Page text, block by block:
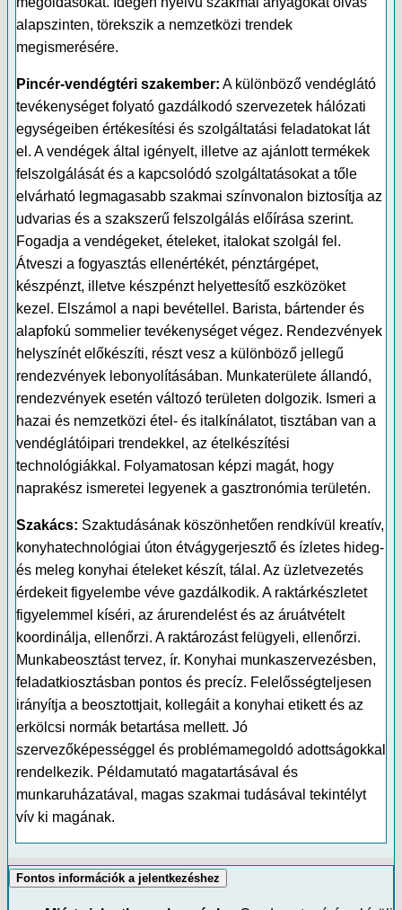
alapszinten, törekszik a nemzetközi trendek
megismerésére.
Pincér-vendégtéri szakember: A különböző vendéglátó
tevékenységet folyató gazdálkodó szervezetek hálózati
egységeiben értékesítési és szolgáltatási feladatokat lát
el. A vendégek által igényelt, illetve az ajánlott termékek
felszolgálását és a kapcsolódó szolgáltatásokat a tőle
elvárható legmagasabb szakmai színvonalon biztosítja az
udvarias és a szakszerű felszolgálás előírása szerint.
Fogadja a vendégeket, ételeket, italokat szolgál fel.
Átveszi a fogyasztás ellenértékét, pénztárgépet,
készpénzt, illetve készpénzt helyettesítő eszközöket
kezel. Elszámol a napi bevétellel. Barista, bártender és
alapfokú sommelier tevékenységet végez. Rendezvények
helyszínét előkészíti, részt vesz a különböző jellegű
rendezvények lebonyolításában. Munkaterülete állandó,
rendezvények esetén változó területen dolgozik. Ismeri a
hazai és nemzetközi étel- és italkínálatot, tisztában van a
vendéglátóipari trendekkel, az ételkészítési
technológiákkal. Folyamatosan képzi magát, hogy
naprakész ismeretei legyenek a gasztronómia területén.
Szakács: Szaktudásának köszönhetően rendkívül kreatív,
konyhatechnológiai úton étvágygerjesztő és ízletes hideg-
és meleg konyhai ételeket készít, tálal. Az üzletvezetés
érdekeit figyelembe véve gazdálkodik. A raktárkészletet
figyelemmel kíséri, az árurendelést és az áruátvételt
koordinálja, ellenőrzi. A raktározást felügyeli, ellenőrzi.
Munkabeosztást tervez, ír. Konyhai munkaszervezésben,
feladatkiosztásban pontos és precíz. Felelősségteljesen
irányítja a beosztottjait, kollegáit a konyhai etikett és az
erkölcsi normák betartása mellett. Jó
szervezőképességgel és problémamegoldó adottságokkal
rendelkezik. Példamutató magatartásával és
munkaruházatával, magas szakmai tudásával tekintélyt
vív ki magának.
Fontos információk a jelentkezéshez